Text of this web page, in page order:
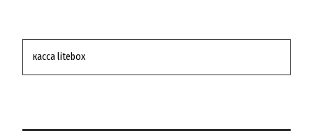
Навигация
записям
касса litebox